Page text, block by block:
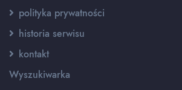
polityka prywatności
historia serwisu
kontakt
Wyszukiwarka